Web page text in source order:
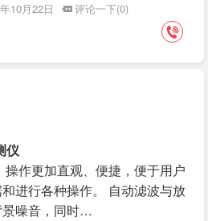
10月22日
评论一下(0)
仪
作更加直观、便捷，便于用户
进行各种操作。 自动滤波与放
景噪音，同时…